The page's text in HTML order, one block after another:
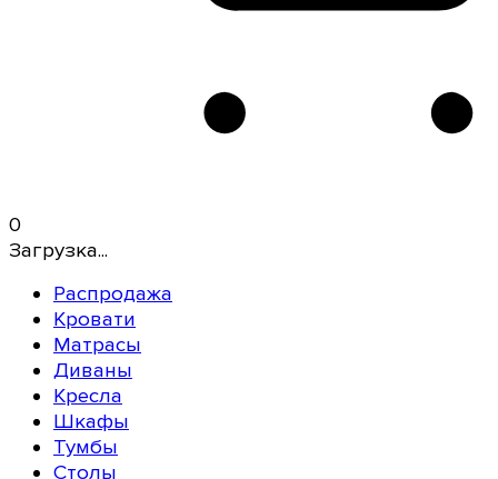
0
Загрузка...
Распродажа
Кровати
Матрасы
Диваны
Кресла
Шкафы
Тумбы
Столы